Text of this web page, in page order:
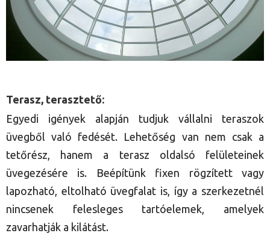
Terasz, terasztető:
Egyedi igények alapján tudjuk vállalni teraszok
üvegből való fedését. Lehetőség van nem csak a
tetőrész, hanem a terasz oldalsó felületeinek
üvegezésére is. Beépítünk fixen rögzített vagy
lapozható, eltolható üvegfalat is, így a szerkezetnél
nincsenek felesleges tartóelemek, amelyek
zavarhatják a kilátást.